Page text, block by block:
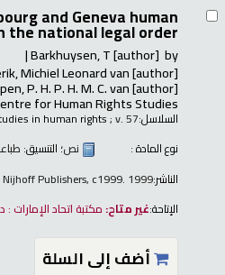
and Geneva human
the national legal order
by
Barkhuysen, T[author]
Michiel Leonard van[author]
P. H. P. H. M. C. van[author]
for Human Rights Studies
السلاسل: in human rights; v. 57
نوع المادة :
نص؛ التنسيق:
الناشر:Publishers, c1999. 1999
الإتاحة:غير متاح: مكتبة اتحاد الإمارات
أضف إلى السلة